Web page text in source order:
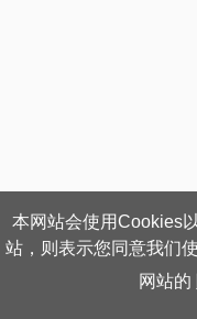
本网站会使用Cookies
站，则表示您同意我们
网站的